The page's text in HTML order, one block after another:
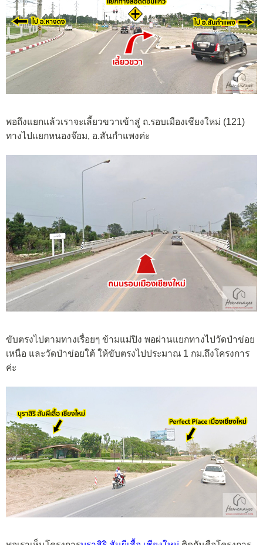
พอถึงแยกแล้วเราจะเลี้ยวขวาเข้าสู่ ถ.รอบเมืองเชียงใหม่ (121)
ทางไปแยกหนองจ๊อม, อ.สันกำแพงค่ะ
ขับตรงไปตามทางเรื่อยๆ ข้ามแม่ปิง พอผ่านแยกทางไปวัดป่าข่อย
เหนือ และวัดป่าข่อยใต้ ให้ขับตรงไปประมาณ 1 กม.ถึงโครงการ
ค่ะ